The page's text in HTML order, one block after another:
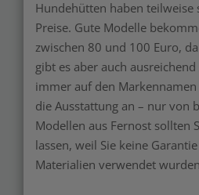
Hundehütten haben teilweise
Preise. Gute Modelle
zwischen 80 und 100 Euro,
gibt es aber auch
immer auf den
die Ausstattung an – nur von
Modellen aus Fernost sollten
lassen, weil Sie keine
Materialien verwendet